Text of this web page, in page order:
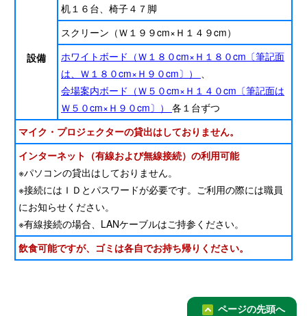
設備
机１６台、椅子４７脚
スクリーン（Ｗ１９９cm×Ｈ１４９cm）
ホワイトボード（Ｗ１８０cm×Ｈ１８０cm〔筆記面
は、Ｗ１８０cm×Ｈ９０cm〕）
会場案内ボード（Ｗ５０cm×Ｈ１４０cm〔筆記面は
Ｗ５０cm×Ｈ９０cm〕） 各１台ずつ
マイク・プロジェクターの貸出はしておりません。
インターネット（有線および無線接続）の利用可能
※パソコンの貸出はしておりません。
※接続にはＩＤとパスワードが必要です。ご利用の際には職員
にお知らせください。
※有線接続の場合、LANケーブルはご持参ください。
飲食可能ですが、ゴミは各自でお持ち帰りください。
ページの先頭へ